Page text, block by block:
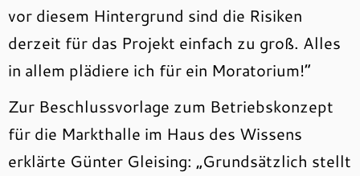
vor diesem Hintergrund sind die Risiken
derzeit für das Projekt einfach zu groß. Alles
in allem plädiere ich für ein Moratorium!“
Zur Beschlussvorlage zum Betriebskonzept
für die Markthalle im Haus des Wissens
erklärte Günter Gleising: „Grundsätzlich stellt